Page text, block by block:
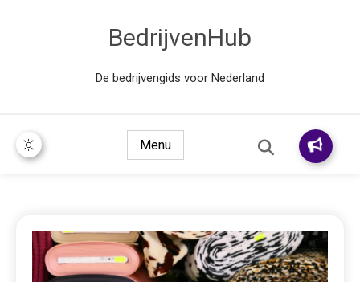
BedrijvenHub
De bedrijvengids voor Nederland
Menu